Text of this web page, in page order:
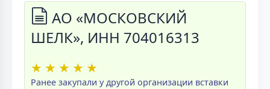
АО «МОСКОВСКИЙ
ШЕЛК», ИНН 704016313
★ ★ ★ ★ ★
Ранее закупали у другой организации вставки